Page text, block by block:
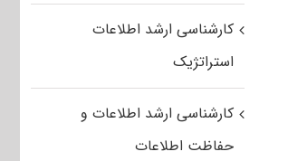
کارشناسی ارشد اطلاعات
استراتژیک
کارشناسی ارشد اطلاعات و
حفاظت اطلاعات